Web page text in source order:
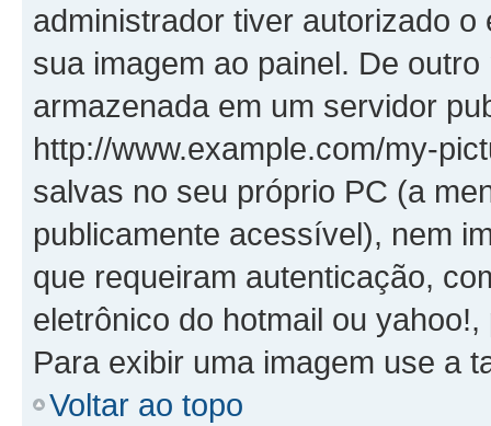
administrador tiver autorizado
sua imagem ao painel. De
armazenada em um servidor
http://www.example.com/my-
salvas no seu próprio PC (a
publicamente acessível), nem
que requeiram autenticação,
eletrônico do hotmail ou
Para exibir uma imagem use a
Voltar ao topo